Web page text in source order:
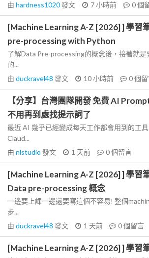
由 hardness1020發文 7 小時前 0個
[Machine Learning A-Z [2026] ] 學習
pre-processing with Python
了解Data Pre-processing的概念後，接著就是
的...
由 duckravel48 發文 10 小時前 0個
【分享】台灣團隊開發 免費 AI
不用再到處找提示詞了
最近 AI 幾乎已經變成每天工作都會用到的工
Claud...
由 nlstudio 發文 1 天前 0個留言
[Machine Learning A-Z [2026] ] 學習
Data pre-processing 概念
一邊要上課一邊還要寫這個不容易! 整個
步...
由 duckravel48 發文 1 天前 0個留言
[Machine Learning A-Z [2026] ] 學習